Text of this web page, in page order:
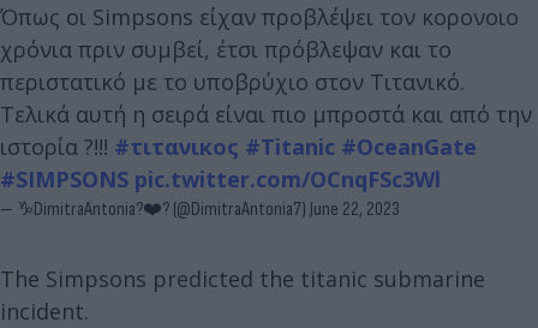
Όπως οι Simpsons είχαν προβλέψει τον κορονοιο
χρόνια πριν συμβεί, έτσι πρόβλεψαν και το
περιστατικό με το υποβρύχιο στον Τιτανικό.
Τελικά αυτή η σειρά είναι πιο μπροστά και από την
ιστορία ?!!! #τιτανικος #Titanic #OceanGate
#SIMPSONS pic.twitter.com/OCnqFSc3Wl
— ♑DimitraAntonia?❤️? (@DimitraAntonia7) June 22, 2023
The Simpsons predicted the titanic submarine
incident.